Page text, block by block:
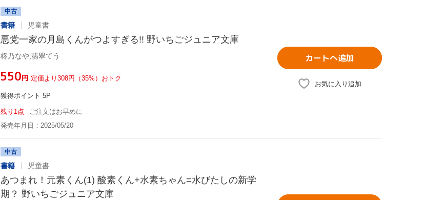
中古
書籍 児童書
悪党一家の月島くんがつよすぎる!! 野いちごジュニア文庫
柊乃なや,翡翠てう
¥550円 定価より308円（35%）おトク
獲得ポイント 5P
残り1点
ご注文はお早めに
発売年月日：2025/05/20
カートへ追加
お気に入り追加
中古
書籍 児童書
あつまれ！元素くん(1) 酸素くん+水素ちゃん=水びたしの新学
期？ 野いちごジュニア文庫